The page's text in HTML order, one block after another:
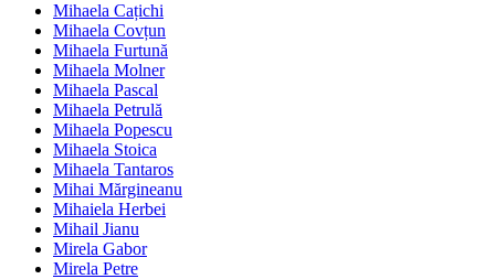
Mihaela Cațichi
Mihaela Covțun
Mihaela Furtună
Mihaela Molner
Mihaela Pascal
Mihaela Petrulă
Mihaela Popescu
Mihaela Stoica
Mihaela Tantaros
Mihai Mărgineanu
Mihaiela Herbei
Mihail Jianu
Mirela Gabor
Mirela Petre